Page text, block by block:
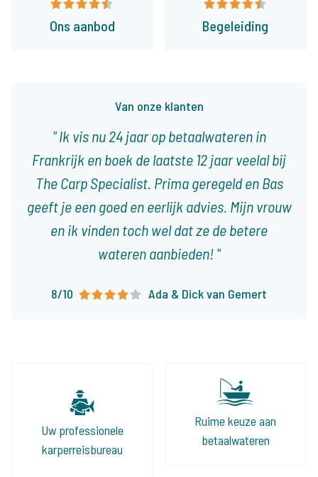
Van onze klanten
Ik vis nu 24 jaar op betaalwateren in
Frankrijk en boek de laatste 12 jaar veelal bij
The Carp Specialist. Prima geregeld en Bas
geeft je een goed en eerlijk advies. Mijn vrouw
en ik vinden toch wel dat ze de betere
wateren aanbieden!
8/10 Ada & Dick van Gemert
Ons aanbod Begeleiding
Uw professionele
karperreisbureau
Ruime keuze aan
betaalwateren